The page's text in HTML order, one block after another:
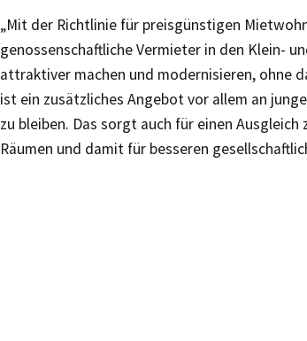
„Mit der Richtlinie für preisgünstigen
genossenschaftliche Vermieter in den Klein-
attraktiver machen und modernisieren, ohne
ist ein zusätzliches Angebot vor allem an
zu bleiben. Das sorgt auch für einen
Räumen und damit für besseren